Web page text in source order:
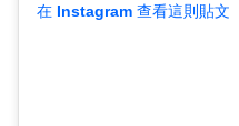
在 Instagram 查看這則貼文